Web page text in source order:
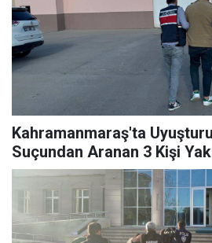
Kahramanmaraş'ta
Suçundan Aranan 3 Kişi